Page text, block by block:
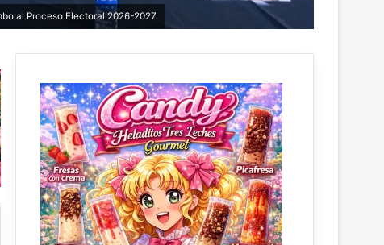
al Proceso Electoral 2026-2027